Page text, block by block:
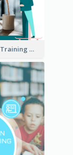
Barrister Training Manual